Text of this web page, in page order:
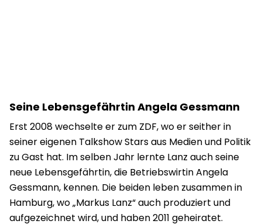
Seine Lebensgefährtin Angela Gessmann
Erst 2008 wechselte er zum ZDF, wo er seither in
seiner eigenen Talkshow Stars aus Medien und Politik
zu Gast hat. Im selben Jahr lernte Lanz auch seine
neue Lebensgefährtin, die Betriebswirtin Angela
Gessmann, kennen. Die beiden leben zusammen in
Hamburg, wo „Markus Lanz“ auch produziert und
aufgezeichnet wird, und haben 2011 geheiratet.